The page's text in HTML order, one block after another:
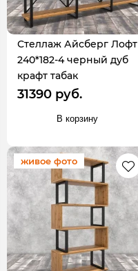
Стеллаж Айсберг Лофт
240*182-4 черный дуб
крафт табак
31390 руб.
В корзину
живое фото